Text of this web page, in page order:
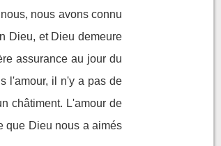
nous avons connu
Dieu, et Dieu demeure
assurance au jour du
l'amour, il n'y a pas de
châtiment. L'amour de
que Dieu nous a aimés